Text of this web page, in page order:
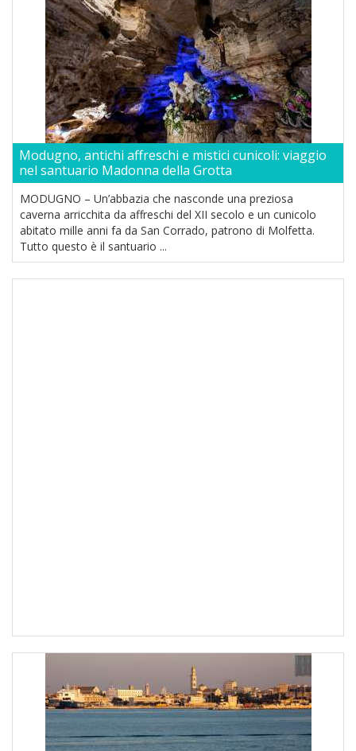
Modugno, antichi affreschi e mistici cunicoli: viaggio
nel santuario Madonna della Grotta
MODUGNO – Un’abbazia che nasconde una preziosa
caverna arricchita da affreschi del XII secolo e un cunicolo
abitato mille anni fa da San Corrado, patrono di Molfetta.
Tutto questo è il santuario ...